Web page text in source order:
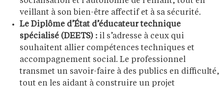
veillant à son bien-être affectif et à sa sécurité.
Le Diplôme d’État d’éducateur technique
spécialisé (DEETS) : il s’adresse à ceux qui
souhaitent allier compétences techniques et
accompagnement social. Le professionnel
transmet un savoir-faire à des publics en difficulté,
tout en les aidant à construire un projet